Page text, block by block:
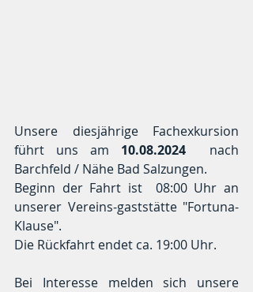
Unsere diesjährige Fachexkursion
führt uns am 10.08.2024
  nach
Barchfeld / Nähe Bad Salzungen.
Beginn der Fahrt ist  08:00 Uhr an
unserer Vereins-gaststätte "Fortuna-
Klause".
Die Rückfahrt endet ca. 19:00 Uhr.
Bei Interesse melden sich unsere